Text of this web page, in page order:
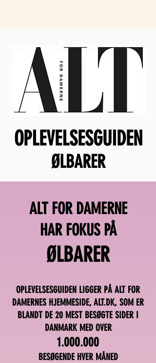
OPLEVELSESGUIDEN
ØLBARER
ALT FOR DAMERNE
HAR FOKUS PÅ
ØLBARER
OPLEVELSESGUIDEN LIGGER PÅ ALT FOR
DAMERNES HJEMMESIDE, ALT.DK, SOM ER
BLANDT DE 20 MEST BESØGTE SIDER I
DANMARK MED OVER
1.000.000
BESØGENDE HVER MÅNED